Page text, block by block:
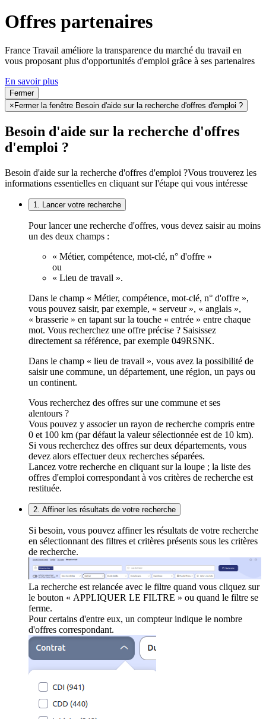
Offres partenaires
France Travail améliore la transparence du marché du travail en
vous proposant plus d'opportunités d'emploi grâce à ses partenaires
En savoir plus
Fermer
× Fermer la fenêtre Besoin d'aide sur la recherche d'offres d'emploi ?
Besoin d'aide sur la recherche d'offres
d'emploi ?
Besoin d'aide sur la recherche d'offres d'emploi ?Vous trouverez les
informations essentielles en cliquant sur l'étape qui vous intéresse
1. Lancer votre recherche
Pour lancer une recherche d'offres, vous devez saisir au moins
un des deux champs :
« Métier, compétence, mot-clé, n° d'offre »
ou
« Lieu de travail ».
Dans le champ « Métier, compétence, mot-clé, n° d'offre »,
vous pouvez saisir, par exemple, « serveur », « anglais »,
« brasserie » en tapant sur la touche « entrée » entre chaque
mot. Vous recherchez une offre précise ? Saisissez
directement sa référence, par exemple 049RSNK.
Dans le champ « lieu de travail », vous avez la possibilité de
saisir une commune, un département, une région, un pays ou
un continent.
Vous recherchez des offres sur une commune et ses
alentours ?
Vous pouvez y associer un rayon de recherche compris entre
0 et 100 km (par défaut la valeur sélectionnée est de 10 km).
Si vous recherchez des offres sur deux départements, vous
devez alors effectuer deux recherches séparées.
Lancez votre recherche en cliquant sur la loupe ; la liste des
offres d'emploi correspondant à vos critères de recherche est
restituée.
2. Affiner les résultats de votre recherche
Si besoin, vous pouvez affiner les résultats de votre recherche
en sélectionnant des filtres et critères présents sous les critères
de recherche.
La recherche est relancée avec le filtre quand vous cliquez sur
le bouton « APPLIQUER LE FILTRE » ou quand le filtre se
ferme.
Pour certains d'entre eux, un compteur indique le nombre
d'offres correspondant.